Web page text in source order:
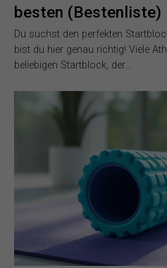
besten (Bestenliste)
Du suchst den perfekten
bist du hier genau richtig! Viele
beliebigen Startblock, der…